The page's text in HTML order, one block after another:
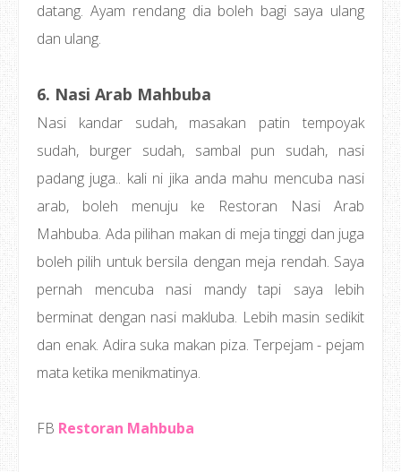
datang. Ayam rendang dia boleh bagi saya ulang
dan ulang.
6. Nasi Arab Mahbuba
Nasi kandar sudah, masakan patin tempoyak
sudah, burger sudah, sambal pun sudah, nasi
padang juga.. kali ni jika anda mahu mencuba nasi
arab, boleh menuju ke Restoran Nasi Arab
Mahbuba. Ada pilihan makan di meja tinggi dan juga
boleh pilih untuk bersila dengan meja rendah. Saya
pernah mencuba nasi mandy tapi saya lebih
berminat dengan nasi makluba. Lebih masin sedikit
dan enak. Adira suka makan piza. Terpejam - pejam
mata ketika menikmatinya.
FB Restoran Mahbuba